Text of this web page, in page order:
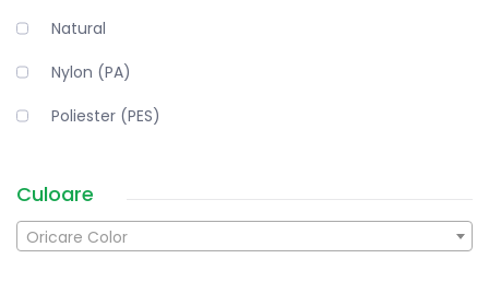
Natural
Nylon (PA)
Poliester (PES)
Culoare
Oricare Color